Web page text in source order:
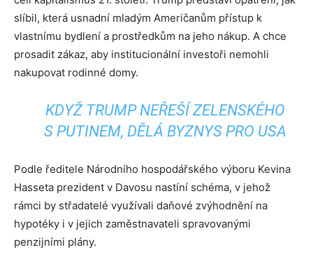
slíbil, která usnadní mladým Američanům přístup k
vlastnímu bydlení a prostředkům na jeho nákup. A chce
prosadit zákaz, aby institucionální investoři nemohli
nakupovat rodinné domy.
KDYŽ TRUMP NEŘEŠÍ ZELENSKÉHO
S PUTINEM, DĚLÁ BYZNYS PRO USA
Podle ředitele Národního hospodářského výboru Kevina
Hasseta prezident v Davosu nastíní schéma, v jehož
rámci by střadatelé využívali daňové zvýhodnění na
hypotéky i v jejich zaměstnavateli spravovanými
penzijními plány.